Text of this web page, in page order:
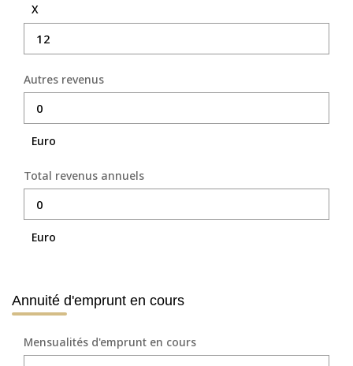
X
Autres revenus
Euro
Total revenus annuels
Euro
Annuité d'emprunt en cours
Mensualités d'emprunt en cours